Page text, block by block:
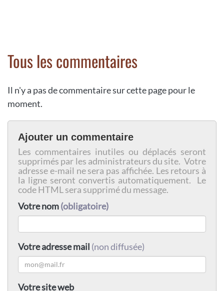
Tous les commentaires
Il n'y a pas de commentaire sur cette page pour le
moment.
Ajouter un commentaire
Les commentaires inutiles ou déplacés seront
supprimés par les administrateurs du site. Votre
adresse e-mail ne sera pas affichée. Les retours à
la ligne seront convertis automatiquement. Le
code HTML sera supprimé du message.
Votre nom(obligatoire)
Votre adresse mail (non diffusée)
Votre site web